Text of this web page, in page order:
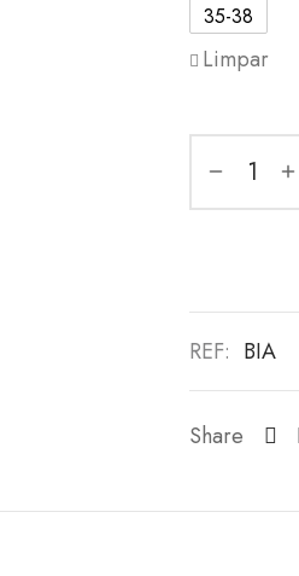
35-38
Limpar
REF: BIA
Share